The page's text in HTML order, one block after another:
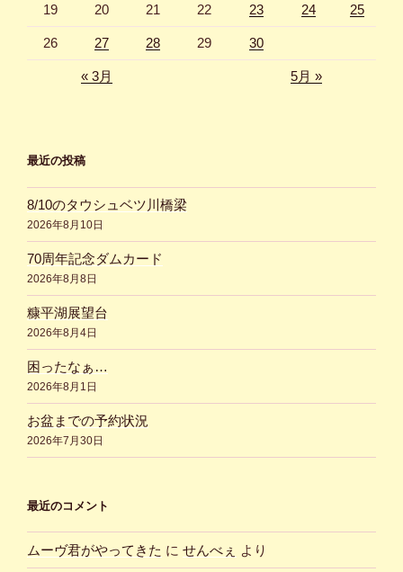
19 20 21 22 23 24 25
26 27 28 29 30
« 3月 5月 »
最近の投稿
8/10のタウシュベツ川橋梁
2026年8月10日
70周年記念ダムカード
2026年8月8日
糠平湖展望台
2026年8月4日
困ったなぁ…
2026年8月1日
お盆までの予約状況
2026年7月30日
最近のコメント
ムーヴ君がやってきた に せんべぇ より